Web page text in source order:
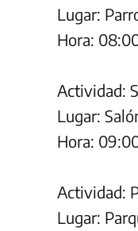
Lugar:
Hora:
Actividad:
Lugar:
Hora:
Actividad:
Lugar: